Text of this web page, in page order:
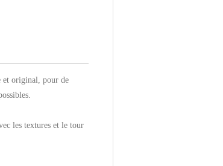
et original, pour de
les textures et le tour